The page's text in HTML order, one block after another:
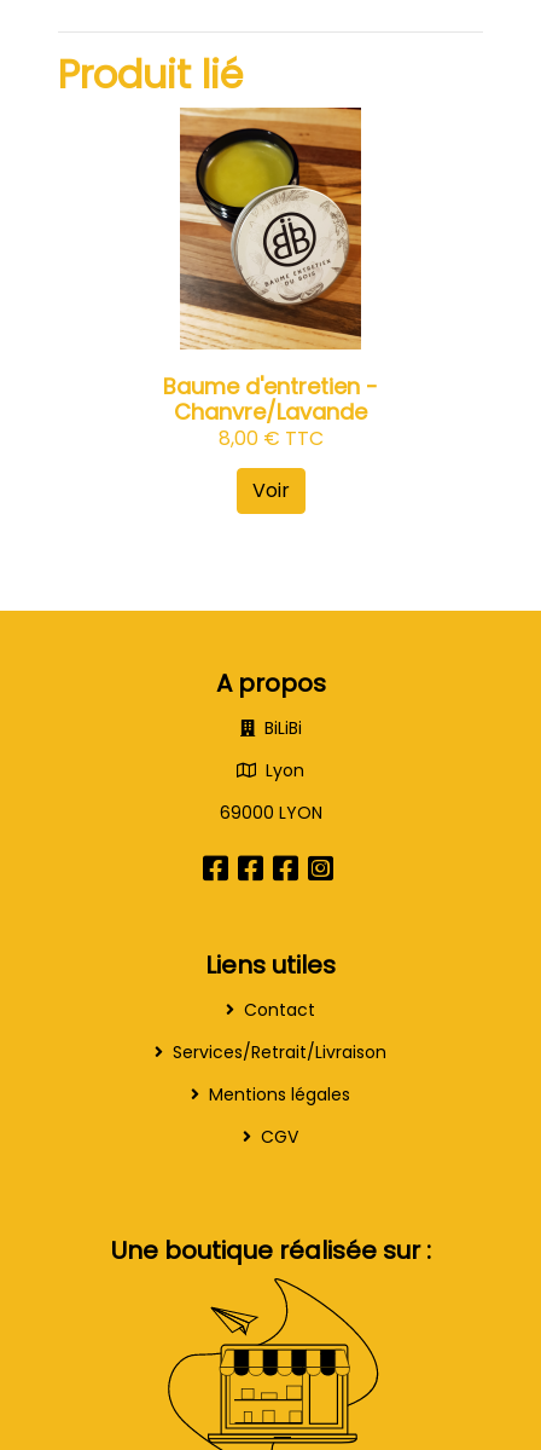
Produit lié
Baume d'entretien -
Chanvre/Lavande
8,00 € TTC
Voir
A propos
BiLiBi
Lyon
69000 LYON
Liens utiles
Contact
Services/Retrait/Livraison
Mentions légales
CGV
Une boutique réalisée sur :